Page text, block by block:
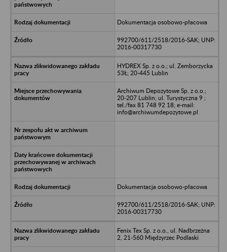
Dokumentacja osobowo-płacowa
992700/611/2518/2016-SAK; UNP:
2016-00317730
HYDREX Sp. z o.o.; ul. Zemborzycka
53Ł; 20-445 Lublin
Archiwum Depozytowe Sp. z o.o.;
20-207 Lublin; ul. Turystyczna 9 ;
tel./fax 81 748 92 18; e-mail:
info@archiwumdepozytowe.pl
Dokumentacja osobowo-płacowa
992700/611/2518/2016-SAK; UNP:
2016-00317730
Fenix Tex Sp. z o.o., ul. Nadbrzeżna
2, 21-560 Międzyrzec Podlaski